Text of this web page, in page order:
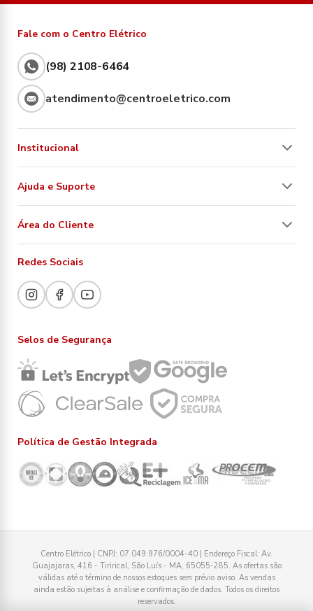
Fale com o Centro Elétrico
(98) 2108-6464
atendimento@centroeletrico.com
Institucional
Ajuda e Suporte
Área do Cliente
Redes Sociais
Selos de Segurança
Política de Gestão Integrada
Centro Elétrico | CNPJ: 07.049.976/0004-40 | Endereço Fiscal: Av.
Guajajaras, 416 - Tirirical, São Luís - MA, 65055-285. As ofertas são
válidas até o término de nossos estoques sem prévio aviso. As vendas
ainda estão sujeitas à análise e confirmação de dados. Todos os direitos
reservados.